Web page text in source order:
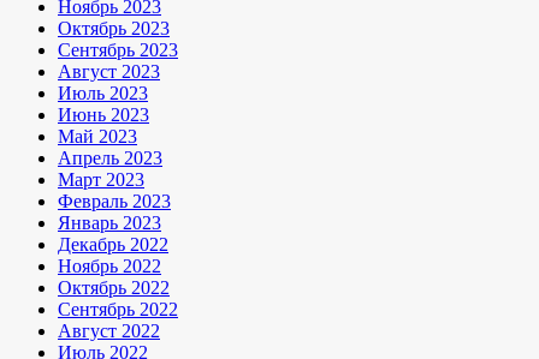
Ноябрь 2023
Октябрь 2023
Сентябрь 2023
Август 2023
Июль 2023
Июнь 2023
Май 2023
Апрель 2023
Март 2023
Февраль 2023
Январь 2023
Декабрь 2022
Ноябрь 2022
Октябрь 2022
Сентябрь 2022
Август 2022
Июль 2022